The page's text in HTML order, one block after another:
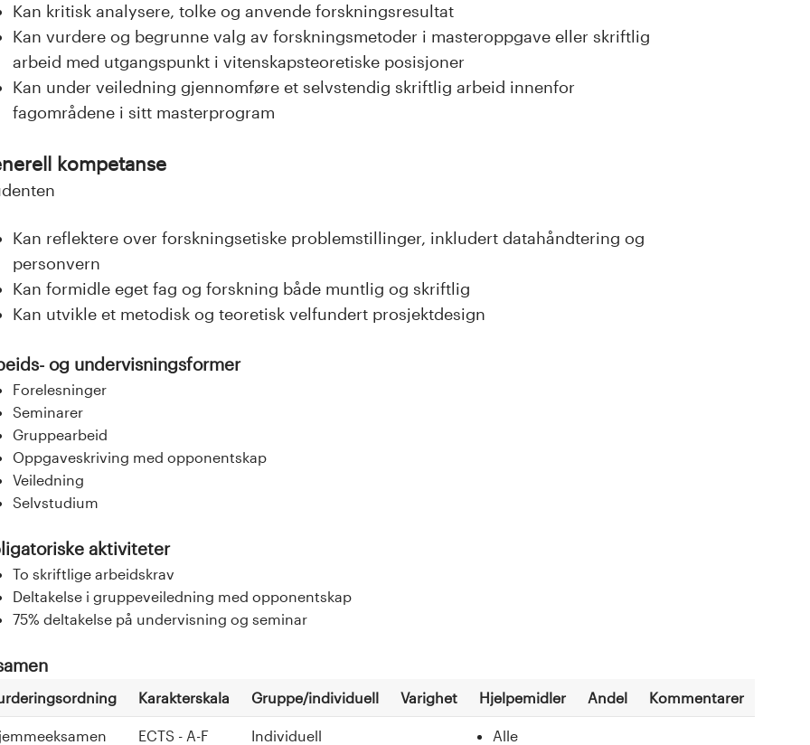
Kan kritisk analysere, tolke og anvende forskningsresultat
Kan vurdere og begrunne valg av forskningsmetoder i masteroppgave eller skriftlig
arbeid med utgangspunkt i vitenskapsteoretiske posisjoner
Kan under veiledning gjennomføre et selvstendig skriftlig arbeid innenfor
fagområdene i sitt masterprogram
kompetanse
Kan reflektere over forskningsetiske problemstillinger, inkludert datahåndtering og
personvern
Kan formidle eget fag og forskning både muntlig og skriftlig
Kan utvikle et metodisk og teoretisk velfundert prosjektdesign
og undervisningsformer
Forelesninger
Seminarer
Gruppearbeid
Oppgaveskriving med opponentskap
Veiledning
Selvstudium
aktiviteter
To skriftlige arbeidskrav
Deltakelse i gruppeveiledning med opponentskap
75% deltakelse på undervisning og seminar
Karakterskala Gruppe/individuell Varighet Hjelpemidler Andel Kommentarer
ECTS - A-F Individuell Alle